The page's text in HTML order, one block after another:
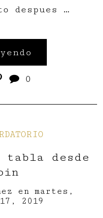
despues …
0
desde
en martes,
2019